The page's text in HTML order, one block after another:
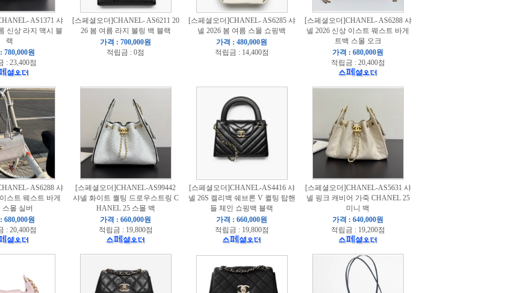
AS1371 샤
신상 라지 맥시 블
랙
780,000원
: 23,400점
[스페셜오더]CHANEL- AS6211 20
26 봄 여름 라지 볼링 백 블랙
가격 : 700,000원
적립금 : 0점
[스페셜오더]CHANEL- AS6285 샤
넬 2026 봄 여름 스몰 쇼핑백
가격 : 480,000원
적립금 : 14,400점
[스페셜오더]CHANEL- AS6288 샤
넬 2026 신상 이스트 웨스트 바게
트백 스몰 오크
가격 : 680,000원
적립금 : 20,400점
AS6288 샤
스트 웨스트 바게
스몰 실버
680,000원
: 20,400점
[스페셜오더]CHANEL-AS99442
샤넬 화이트 퀄팅 드로우스트링 C
HANEL 25 스몰 백
가격 : 660,000원
적립금 : 19,800점
[스페셜오더]CHANEL-AS4416 샤
넬 26S 켈리백 쉐브론 V 퀼팅 탑핸
들 체인 쇼핑백 블랙
가격 : 660,000원
적립금 : 19,800점
[스페셜오더]CHANEL-AS5631 샤
넬 핑크 캐비어 가죽 CHANEL 25
미니 백
가격 : 640,000원
적립금 : 19,200점